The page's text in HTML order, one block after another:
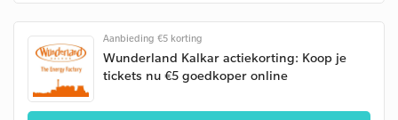
Aanbieding €5 korting
Wunderland Kalkar actiekorting: Koop je
tickets nu €5 goedkoper online